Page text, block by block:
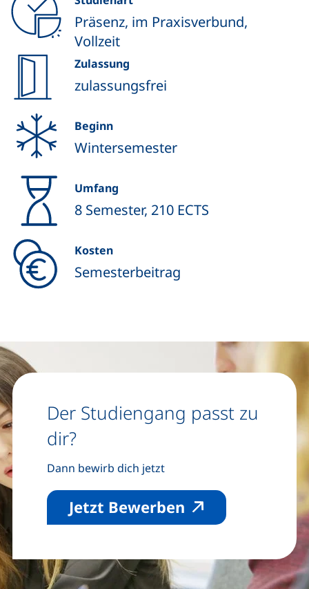
Präsenz, im Praxisverbund,
Vollzeit
Zulassung
zulassungsfrei
Beginn
Wintersemester
Umfang
8 Semester, 210 ECTS
Kosten
Semesterbeitrag
Der Studiengang passt zu
dir?
Dann bewirb dich jetzt
Jetzt Bewerben (externer Link,